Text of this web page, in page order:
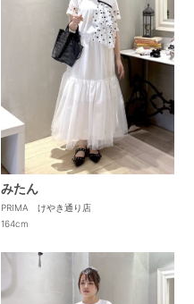
みたん
PRIMA けやき通り店
164cm